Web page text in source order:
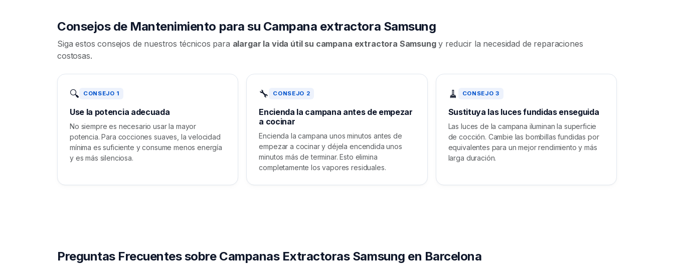
Consejos de Mantenimiento para su Campana extractora Samsung
Siga estos consejos de nuestros técnicos para alargar la vida útil su campana extractora Samsungy reducir la necesidad de reparaciones
costosas.
🔍 CONSEJO 1
Use la potencia adecuada
No siempre es necesario usar la mayor
potencia. Para cocciones suaves, la velocidad
mínima es suficiente y consume menos energía
y es más silenciosa.
🔧 CONSEJO 2
Encienda la campana antes de empezar
a cocinar
Encienda la campana unos minutos antes de
empezar a cocinar y déjela encendida unos
minutos más de terminar. Esto elimina
completamente los vapores residuales.
🧹 CONSEJO 3
Sustituya las luces fundidas enseguida
Las luces de la campana iluminan la superficie
de cocción. Cambie las bombillas fundidas por
equivalentes para un mejor rendimiento y más
larga duración.
Preguntas Frecuentes sobre Campanas Extractoras Samsung en Barcelona